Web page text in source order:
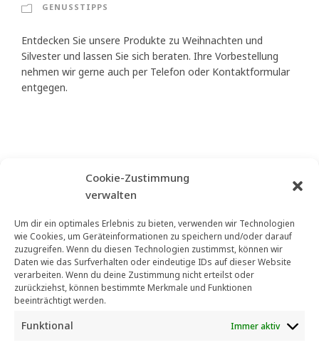
Cookie-Zustimmung
verwalten
Um dir ein optimales Erlebnis zu bieten, verwenden wir Technologien
wie Cookies, um Geräteinformationen zu speichern und/oder darauf
zuzugreifen. Wenn du diesen Technologien zustimmst, können wir
Daten wie das Surfverhalten oder eindeutige IDs auf dieser Website
verarbeiten. Wenn du deine Zustimmung nicht erteilst oder
zurückziehst, können bestimmte Merkmale und Funktionen
beeinträchtigt werden.
Funktional Immer aktiv
GENUSSTIPPS
Entdecken Sie unsere Produkte zu Weihnachten und
Silvester und lassen Sie sich beraten. Ihre Vorbestellung
nehmen wir gerne auch per Telefon oder Kontaktformular
entgegen.